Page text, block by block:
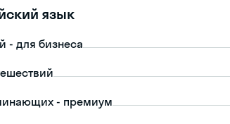
язык
- для бизнеса
- премиум